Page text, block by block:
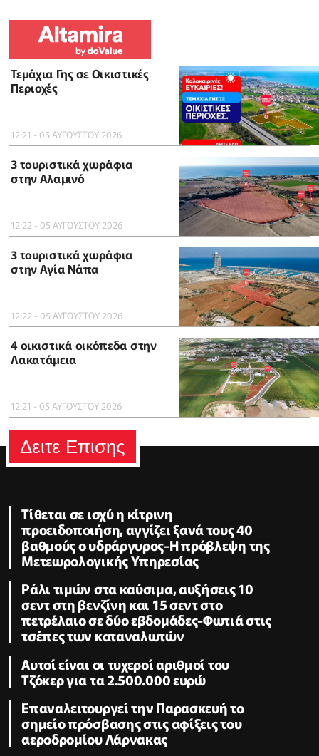
Τεμάχια Γης σε Οικιστικές
Περιοχές
12:21 - 05 ΑΥΓΟΥΣΤΟΥ 2026
3 τουριστικά χωράφια
στην Αλαμινό
12:22 - 05 ΑΥΓΟΥΣΤΟΥ 2026
3 τουριστικά χωράφια
στην Αγία Νάπα
12:22 - 05 ΑΥΓΟΥΣΤΟΥ 2026
4 οικιστικά οικόπεδα στην
Λακατάμεια
12:21 - 05 ΑΥΓΟΥΣΤΟΥ 2026
Δειτε Επισης
Τίθεται σε ισχύ η κίτρινη
προειδοποιήση, αγγίζει ξανά τους 40
βαθμούς ο υδράργυρος-Η πρόβλεψη της
Μετεωρολογικής Υπηρεσίας
Ράλι τιμών στα καύσιμα, αυξήσεις 10
σεντ στη βενζίνη και 15 σεντ στο
πετρέλαιο σε δύο εβδομάδες-Φωτιά στις
τσέπες των καταναλωτών
Αυτοί είναι οι τυχεροί αριθμοί του
Τζόκερ για τα 2.500.000 ευρώ
Επαναλειτουργεί την Παρασκευή το
σημείο πρόσβασης στις αφίξεις του
αεροδρομίου Λάρνακας